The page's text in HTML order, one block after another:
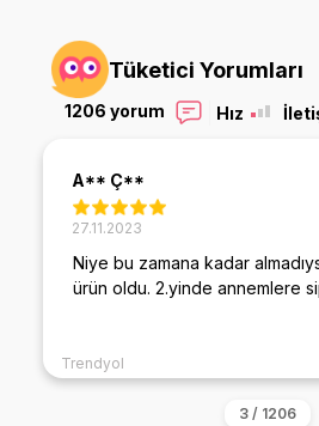
Tüketici Yorumları
1206 yorum Hız
A** Ç**
27.11.2023
Niye bu zamana kadar
ürün oldu. 2.yinde annemlere
Trendyol